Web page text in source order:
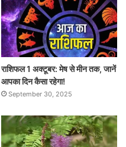
राशिफल 1 अक्टूबर: मेष से मीन तक, जानें
आपका दिन कैसा रहेगा!
September 30, 2025